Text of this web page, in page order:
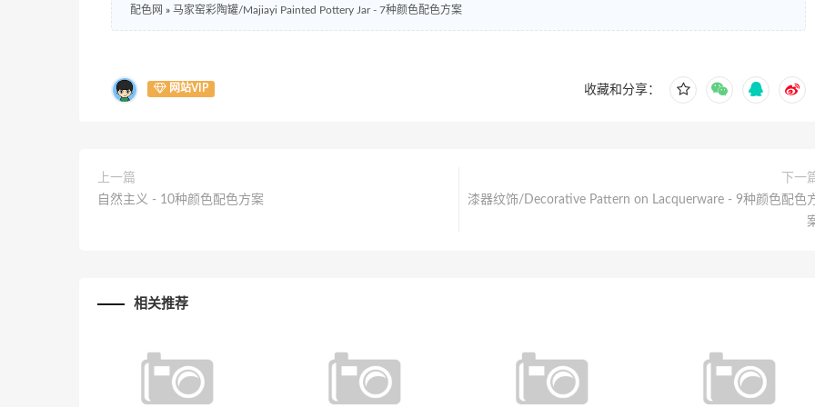
配色网 » 马家窑彩陶罐/Majiayi Painted Pottery Jar - 7种颜色配色方案
网站VIP 收藏和分享：
上一篇
自然主义 - 10种颜色配色方案
下一
漆器纹饰/Decorative Pattern on Lacquerware - 9种颜色配色
相关推荐